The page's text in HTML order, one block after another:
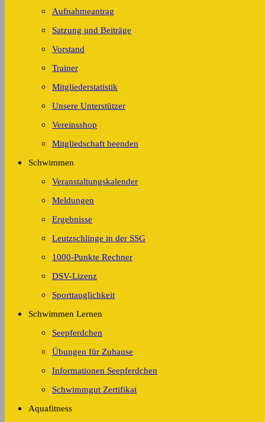
Aufnahmeantrag
Satzung und Beiträge
Vorstand
Trainer
Mitgliederstatistik
Unsere Unterstützer
Vereinsshop
Mitgliedschaft beenden
Schwimmen
Veranstaltungskalender
Meldungen
Ergebnisse
Leutzschlinge in der SSG
1000-Punkte Rechner
DSV-Lizenz
Sporttauglichkeit
Schwimmen Lernen
Seepferdchen
Übungen für Zuhause
Informationen Seepferdchen
Schwimmgut Zertifikat
Aquafitness